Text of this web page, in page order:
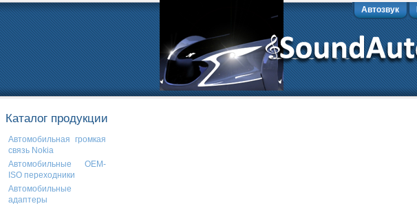
Автозвук
Каталог продукции
Автомобильная громкая
связь Nokia
Автомобильные OEM-
ISO переходники
Автомобильные
адаптеры